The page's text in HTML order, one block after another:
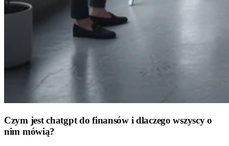
Czym jest chatgpt do finansów i dlaczego wszyscy o
nim mówią?